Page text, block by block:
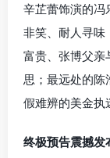
辛芷蕾饰演的冯
非笑、耐人寻味
富贵、张博父亲
思；最远处的
假难辨的美金执
终极预告震撼发